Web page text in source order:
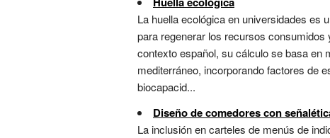
La huella ecológica en universidades
para regenerar los recursos
contexto español, su cálculo se basa en
mediterráneo, incorporando factores de
biocapacid...
Diseño de comedores con
La inclusión en carteles de menús de